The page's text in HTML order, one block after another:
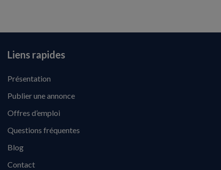
Liens rapides
Présentation
Publier une annonce
Offres d’emploi
Questions fréquentes
Blog
Contact